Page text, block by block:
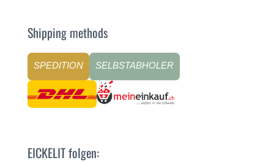
Shipping methods
SPEDITION SELBSTABHOLER
EICKELIT folgen: